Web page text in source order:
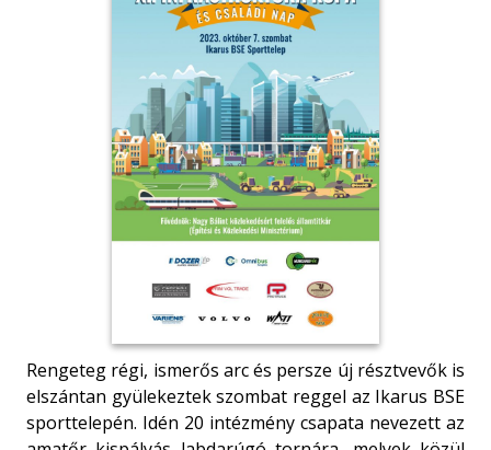
Rengeteg régi, ismerős arc és persze új résztvevők is
elszántan gyülekeztek szombat reggel az Ikarus BSE
sporttelepén. Idén 20 intézmény csapata nevezett az